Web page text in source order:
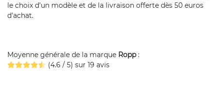
le choix d’un modèle et de la livraison offerte dès 50 euros
d’achat.
Moyenne générale de la marque Ropp:
(4.6 / 5) sur 19 avis